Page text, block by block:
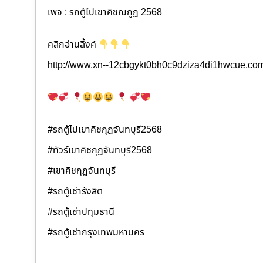
เพจ : รถตู้ไปเขาคิชฌกูฏ 2568
คลิกอ่านลิ้งค์
http://www.xn--
#รถตู้ไปเขาคิชกุฏจันทบุรี2568
#ทัวร์เขาคิชกุฏจันทบุรี2568
#เขาคิชกุฏจันทบุรี
#รถตู้เช่ารังสิต
#รถตู้เช่าปทุมธานี
#รถตู้เช่ากรุงเทพมหานคร